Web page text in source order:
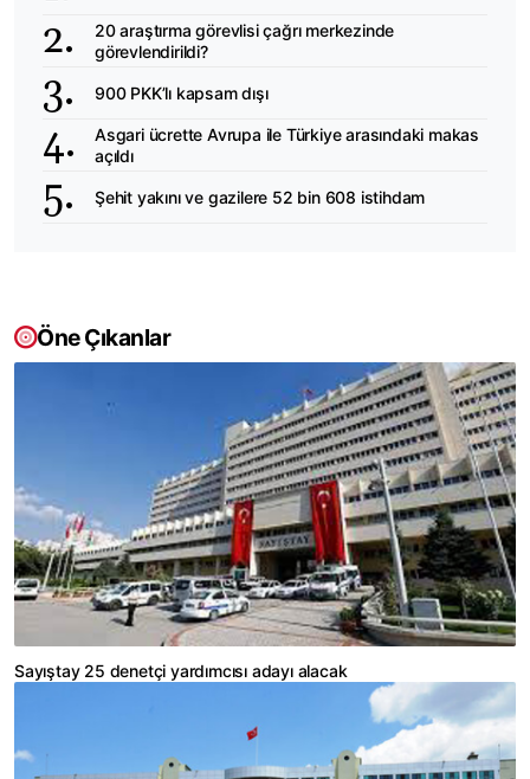
20 araştırma görevlisi çağrı merkezinde
görevlendirildi?
900 PKK’lı kapsam dışı
Asgari ücrette Avrupa ile Türkiye arasındaki makas
açıldı
Şehit yakını ve gazilere 52 bin 608 istihdam
Öne Çıkanlar
Sayıştay 25 denetçi yardımcısı adayı alacak